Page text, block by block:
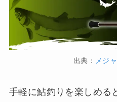
出典： メジ
手軽に鮎釣りを楽しめる